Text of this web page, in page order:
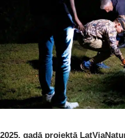
2025. gadā projektā